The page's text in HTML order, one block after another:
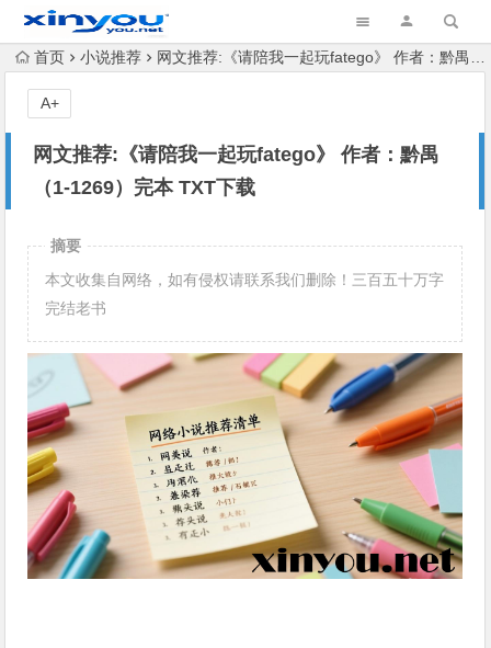
首页 小说推荐 网文推荐:《请陪我一起玩fatego》 作者：黔禺 （1-1269）完本 TXT下载
网文推荐:《请陪我一起玩fatego》 作者：黔禺
（1-1269）完本 TXT下载
A+
摘要
本文收集自网络，如有侵权请联系我们删除！三百五十万字
完结老书